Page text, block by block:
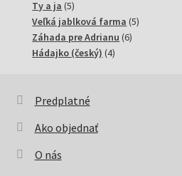
Ty a ja 55
produktov
Veľká jablková farma 55
Záhada pre Adrianu 66
Hádajko (český) 44
Predplatné
Ako objednať
O nás